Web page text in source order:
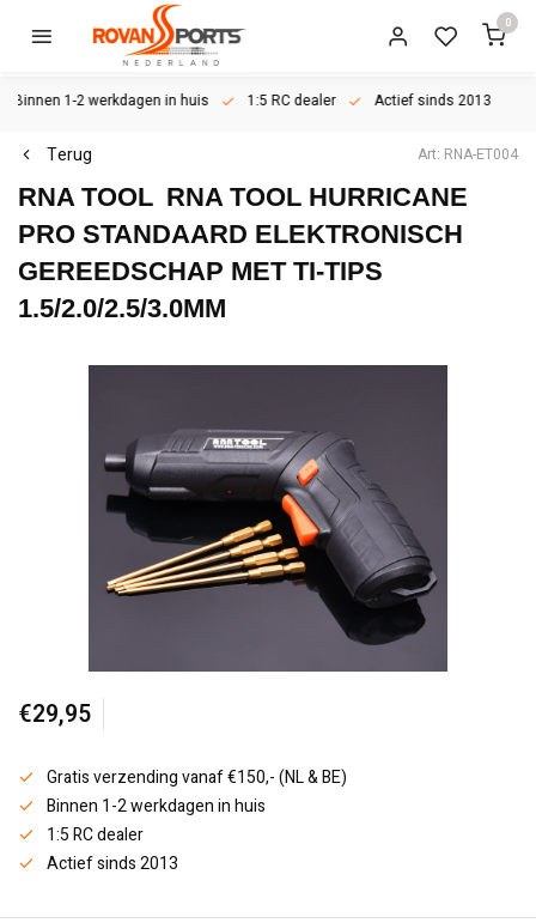
0
Binnen 1-2 werkdagen in huis 1:5 RC dealer Actief sinds 2013
Terug Art: RNA-ET004
RNA TOOL RNA TOOL HURRICANE
PRO STANDAARD ELEKTRONISCH
GEREEDSCHAP MET TI-TIPS
1.5/2.0/2.5/3.0MM
€29,95
Gratis verzending vanaf €150,- (NL & BE)
Binnen 1-2 werkdagen in huis
1:5 RC dealer
Actief sinds 2013